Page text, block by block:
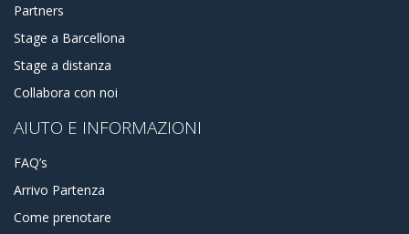
Partners
Stage a Barcellona
Stage a distanza
Collabora con noi
AIUTO E INFORMAZIONI
FAQ’s
Arrivo Partenza
Come prenotare